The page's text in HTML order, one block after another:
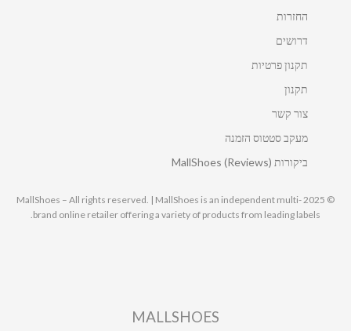
החזרות
דרושים
תקנון פרטיות
תקנון
צור קשר
מעקב סטטוס הזמנה
ביקורות MallShoes (Reviews)
© 2025 MallShoes – All rights reserved. | MallShoes is an independent multi-
brand online retailer offering a variety of products from leading labels.
MALLSHOES